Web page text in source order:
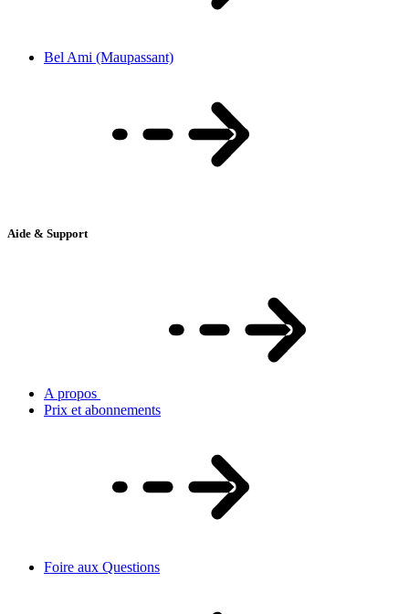
Bel Ami (Maupassant)
Aide & Support
A propos
Prix et abonnements
Foire aux Questions